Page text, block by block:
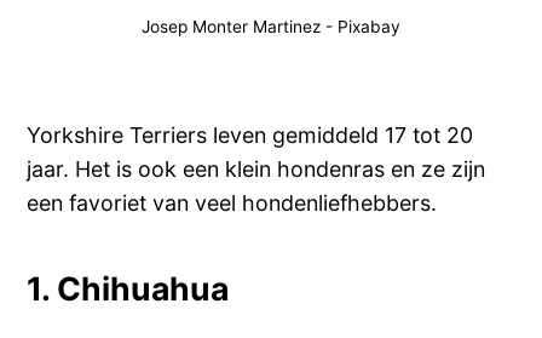
Josep Monter Martinez - Pixabay
Yorkshire Terriers leven gemiddeld 17 tot 20
jaar. Het is ook een klein hondenras en ze zijn
een favoriet van veel hondenliefhebbers.
1. Chihuahua